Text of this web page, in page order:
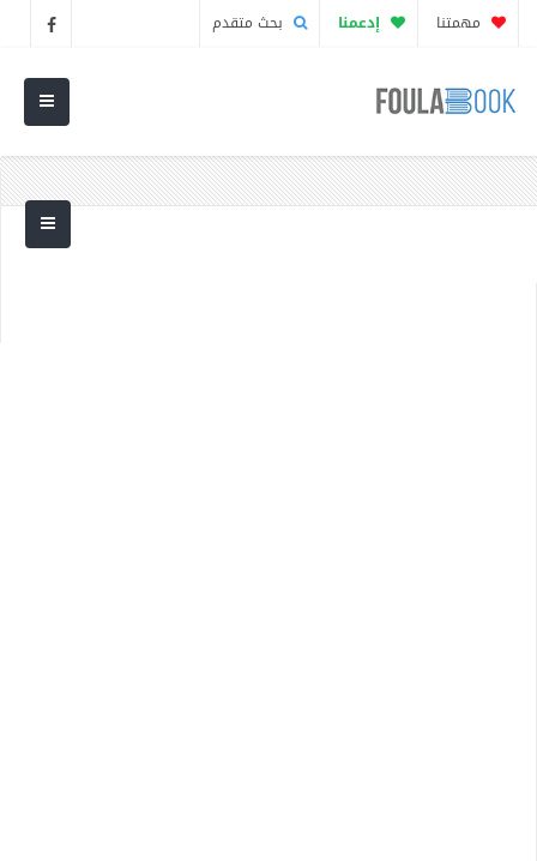
مهمتنا إدعمنا بحث متقدم